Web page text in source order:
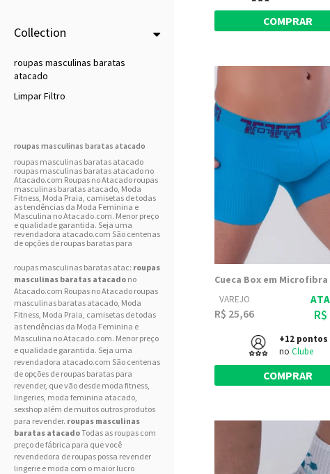
Collection
roupas masculinas baratas
atacado
Limpar Filtro
roupas masculinas baratas atacado
roupas masculinas baratas atacado
roupas masculinas baratas atacado no
Atacado.com Roupas no Atacado roupas
masculinas baratas atacado, Moda
Fitness, Moda Praia, camisetas de todas
as tendências da Moda Feminina e
Masculina no Atacado.com. Menor preço
e qualidade garantida. Seja uma
revendadora atacado.com São centenas
de opções de roupas baratas para
roupas masculinas baratas atac: roupas
masculinas baratas atacado no
Atacado.com Roupas no Atacado roupas
masculinas baratas atacado, Moda
Fitness, Moda Praia, camisetas de todas
as tendências da Moda Feminina e
Masculina no Atacado.com. Menor preço
e qualidade garantida. Seja uma
revendadora atacado.com São centenas
de opções de roupas baratas para
revender, que vão desde moda fitness,
lingeries, moda feminina atacado,
sexshop além de muitos outros produtos
para revender. roupas masculinas
baratas atacadoTodas as roupas com
preço de fábrica para que você
revendedora de roupas possa revender
lingerie e moda com o maior lucro
COMPRAR
VAREJO
R$ 25,66
+12 pontos
no Clube
COMPRAR